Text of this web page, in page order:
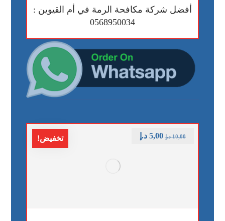
أفضل شركة مكافحة الرمة في أم القيوين :
0568950034
تخفيض! 10,00 د.إ 5,00 د.إ